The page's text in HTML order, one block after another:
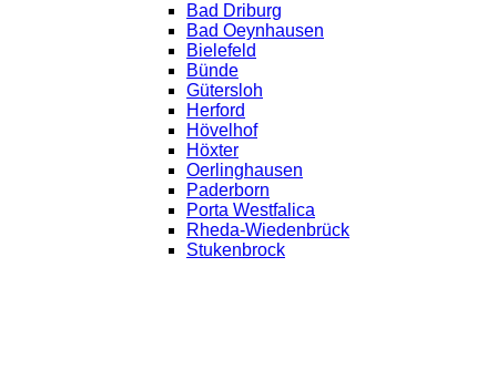
Bad Driburg
Bad Oeynhausen
Bielefeld
Bünde
Gütersloh
Herford
Hövelhof
Höxter
Oerlinghausen
Paderborn
Porta Westfalica
Rheda-Wiedenbrück
Stukenbrock